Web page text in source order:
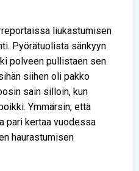
liukastumisen
Pyörätuolista sänkyyn
polveen pullistaen sen
siihen oli pakko
sain silloin, kun
Ymmärsin, että
pari kertaa vuodessa
haurastumisen